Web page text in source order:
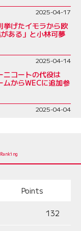
2025-04-17
挙げたイモラから欧
ある」と小林可夢
2025-04-14
ニコートの代役は
ムからWECに追加参
2025-04-04
Points
132